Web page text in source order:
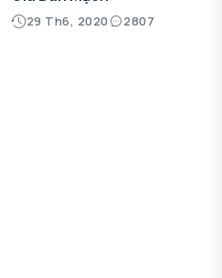
29 Th6, 2020 2807